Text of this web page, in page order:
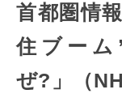
首都圏情
住ブー
ぜ?」（